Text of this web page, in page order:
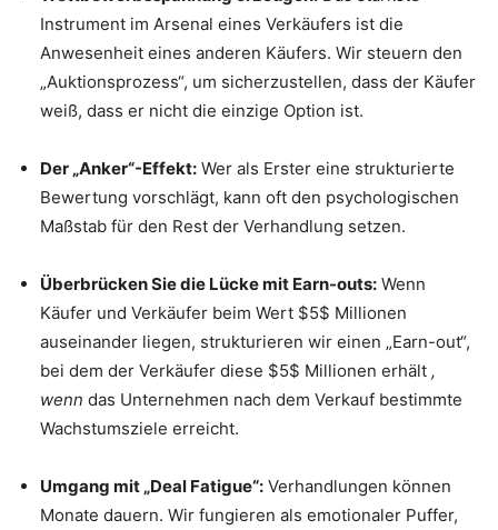
Instrument im Arsenal eines Verkäufers ist die
Anwesenheit eines anderen Käufers. Wir steuern den
„Auktionsprozess“, um sicherzustellen, dass der Käufer
weiß, dass er nicht die einzige Option ist.
Der „Anker“-Effekt: Wer als Erster eine strukturierte
Bewertung vorschlägt, kann oft den psychologischen
Maßstab für den Rest der Verhandlung setzen.
Überbrücken Sie die Lücke mit Earn-outs: Wenn
Käufer und Verkäufer beim Wert $5$ Millionen
auseinander liegen, strukturieren wir einen „Earn-out“,
bei dem der Verkäufer diese $5$ Millionen erhält ,
wenn das Unternehmen nach dem Verkauf bestimmte
Wachstumsziele erreicht.
Umgang mit „Deal Fatigue“: Verhandlungen können
Monate dauern. Wir fungieren als emotionaler Puffer,